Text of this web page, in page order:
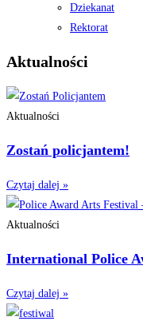
Dziekanat
Rektorat
Aktualności
Aktualności
Zostań policjantem!
Czytaj dalej »
Aktualności
International Police
Czytaj dalej »